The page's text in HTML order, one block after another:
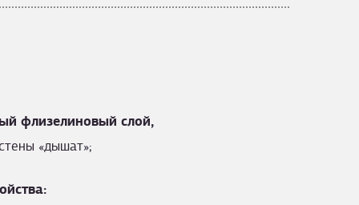
флизелиновый слой,
«дышат»;